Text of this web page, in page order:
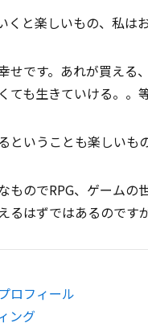
くと楽しいもの、私はお
せです。あれが買える
ても生きていける。。等
ということも楽しいもの
ものでRPG、ゲームの
るはずではあるのです
ロフィール
ング